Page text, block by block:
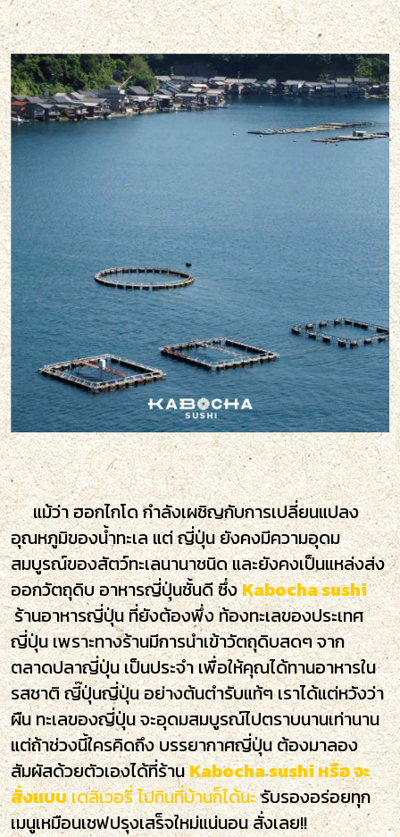
แม้ว่า ฮอกไกโด กำลังเผชิญกับการเปลี่ยนแปลง
อุณหภูมิของน้ำทะเล แต่ ญี่ปุ่น ยังคงมีความอุดม
สมบูรณ์ของสัตว์ทะเลนานาชนิด และยังคงเป็นแหล่งส่ง
ออกวัตถุดิบ อาหารญี่ปุ่นชั้นดี ซึ่งKabocha sushi
ร้านอาหารญี่ปุ่น ที่ยังต้องพึ่ง ท้องทะเลของประเทศ
ญี่ปุ่น เพราะทางร้านมีการนำเข้าวัตถุดิบสดๆ จาก
ตลาดปลาญี่ปุ่น เป็นประจำ เพื่อให้คุณได้ทานอาหารใน
รสชาติ ญี๊ปุ่นญี่ปุ่น อย่างต้นตำรับแท้ๆ เราได้แต่หวังว่า
ผืน ทะเลของญี่ปุ่น จะอุดมสมบูรณ์ไปตราบนานเท่านาน
แต่ถ้าช่วงนี้ใครคิดถึง บรรยากาศญี่ปุ่น ต้องมาลอง
สัมผัสด้วยตัวเองได้ที่ร้านKabocha sushi หรือ จะ
สั่งแบบเดลิเวอรี่ ไปกินที่บ้านก็ได้นะรับรองอร่อยทุก
เมนูเหมือนเชฟปรุงเสร็จใหม่แน่นอน สั่งเลย!!